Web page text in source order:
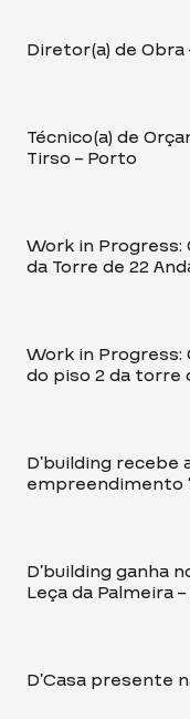
Diretor(a) de Obra
Técnico(a) de
Tirso – Porto
Work in Progress:
da Torre de 22
Work in Progress:
do piso 2 da torre
D’building recebe
empreendimento
D’building ganha
Leça da Palmeira
D’Casa presente